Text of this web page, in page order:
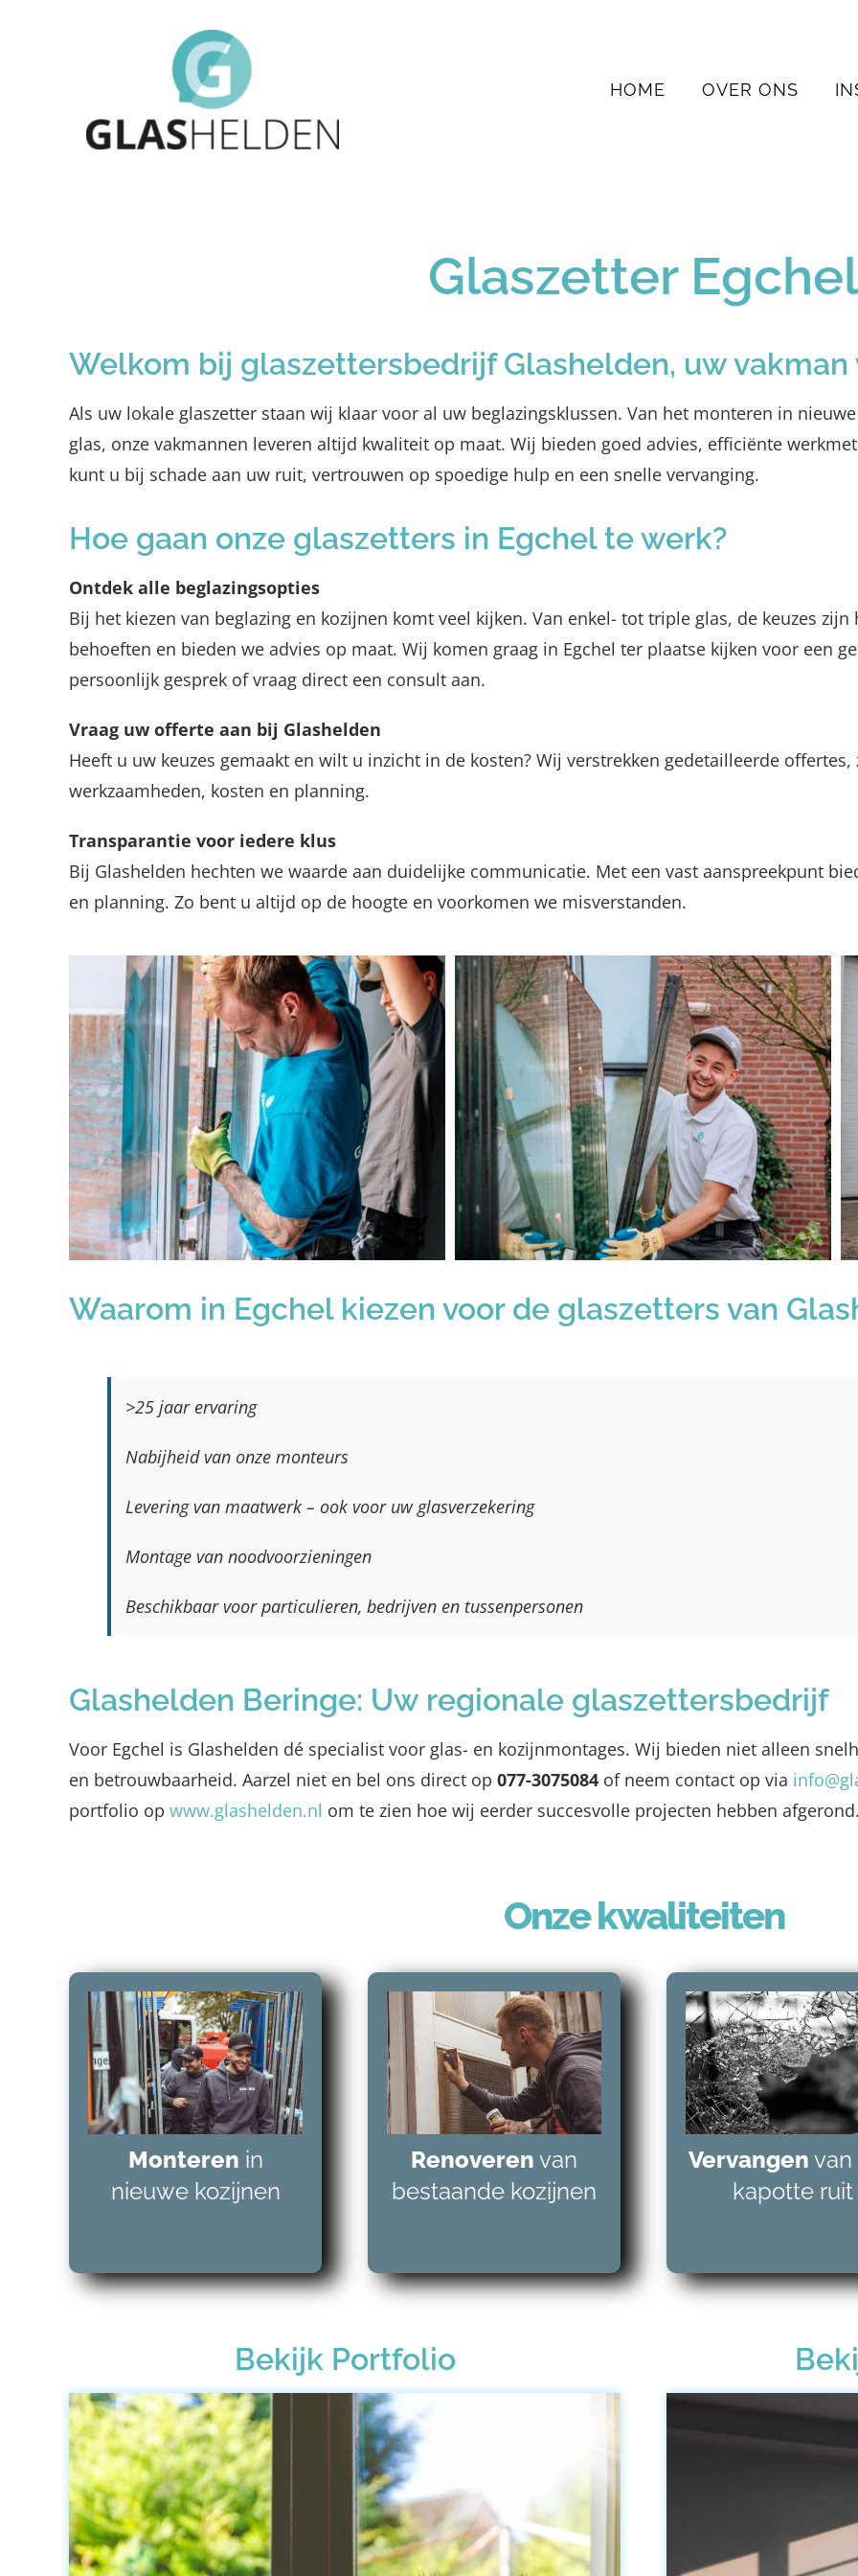
HOME OVER ONS
Glaszetter Egchel
Welkom bij glaszettersbedrijf Glashelden, uw vakman
Als uw lokale glaszetter staan wij klaar voor al uw beglazingsklussen. Van het monteren in
glas, onze vakmannen leveren altijd kwaliteit op maat. Wij bieden goed advies, efficiënte
kunt u bij schade aan uw ruit, vertrouwen op spoedige hulp en een snelle vervanging.
Hoe gaan onze glaszetters in Egchel te werk?
Ontdek alle beglazingsopties
Bij het kiezen van beglazing en kozijnen komt veel kijken. Van enkel- tot triple glas, de keuzes
behoeften en bieden we advies op maat. Wij komen graag in Egchel ter plaatse kijken voor een
persoonlijk gesprek of vraag direct een consult aan.
Vraag uw offerte aan bij Glashelden
Heeft u uw keuzes gemaakt en wilt u inzicht in de kosten? Wij verstrekken gedetailleerde
werkzaamheden, kosten en planning.
Transparantie voor iedere klus
Bij Glashelden hechten we waarde aan duidelijke communicatie. Met een vast aanspreekpunt
en planning. Zo bent u altijd op de hoogte en voorkomen we misverstanden.
Waarom in Egchel kiezen voor de glaszetters van
>25 jaar ervaring
Nabijheid van onze monteurs
Levering van maatwerk – ook voor uw glasverzekering
Montage van noodvoorzieningen
Beschikbaar voor particulieren, bedrijven en tussenpersonen
Glashelden Beringe: Uw regionale glaszettersbedrijf
Voor Egchel is Glashelden dé specialist voor glas- en kozijnmontages. Wij bieden niet alleen
en betrouwbaarheid. Aarzel niet en bel ons direct op 077-3075084 of neem contact op via
portfolio op www.glashelden.nl om te zien hoe wij eerder succesvolle projecten hebben afgerond.
Onze kwaliteiten
Monteren in
nieuwe kozijnen
Renoveren van
bestaande kozijnen
Vervangen van
kapotte ruit
Bekijk Portfolio